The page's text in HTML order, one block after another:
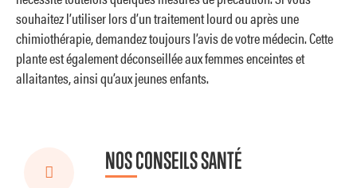
souhaitez l’utiliser lors d’un traitement lourd ou après une
chimiothérapie, demandez toujours l’avis de votre médecin. Cette
plante est également déconseillée aux femmes enceintes et
allaitantes, ainsi qu’aux jeunes enfants.
NOS CONSEILS SANTÉ